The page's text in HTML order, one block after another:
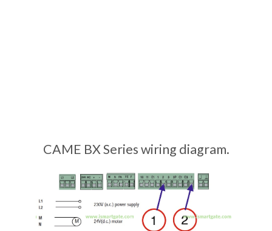
CAME BX Series wiring diagram.